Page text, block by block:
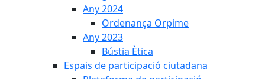
Any 2024
Ordenança Orpime
Any 2023
Bústia Ètica
Espais de participació ciutadana